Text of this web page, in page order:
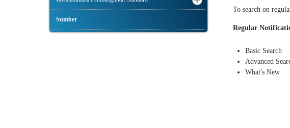
Sumber
To search on
Regular
Basic Search
Advanced
What's New